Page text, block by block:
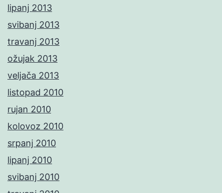
lipanj 2013
svibanj 2013
travanj 2013
ožujak 2013
veljača 2013
listopad 2010
rujan 2010
kolovoz 2010
srpanj 2010
lipanj 2010
svibanj 2010